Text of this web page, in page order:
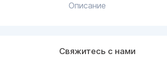
Описание
Свяжитесь с нами